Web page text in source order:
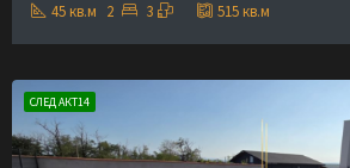
45 кв.м 2 3 515 кв.м
СЛЕД АКТ14